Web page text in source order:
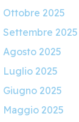
Ottobre 2025
Settembre 2025
Agosto 2025
Luglio 2025
Giugno 2025
Maggio 2025